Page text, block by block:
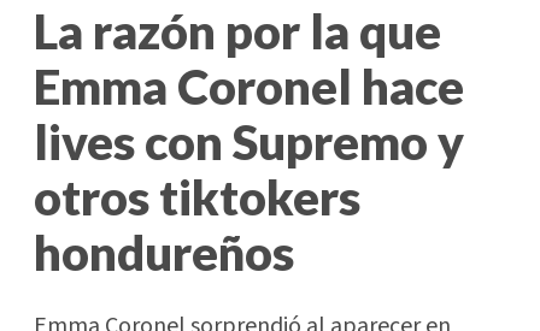
La razón por la que
Emma Coronel hace
lives con Supremo y
otros tiktokers
hondureños